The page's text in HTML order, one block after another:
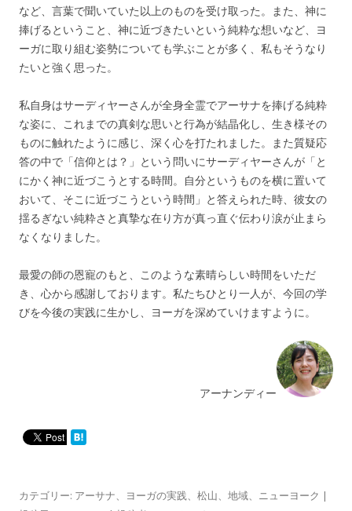
など、言葉で聞いていた以上のものを受け取った。また、神に
捧げるということ、神に近づきたいという純粋な想いなど、ヨ
ーガに取り組む姿勢についても学ぶことが多く、私もそうなり
たいと強く思った。
私自身はサーディヤーさんが全身全霊でアーサナを捧げる純粋
な姿に、これまでの真剣な思いと行為が結晶化し、生き様その
ものに触れたように感じ、深く心を打たれました。また質疑応
答の中で「信仰とは？」という問いにサーディヤーさんが「と
にかく神に近づこうとする時間。自分というものを横に置いて
おいて、そこに近づこうという時間」と答えられた時、彼女の
揺るぎない純粋さと真摯な在り方が真っ直ぐ伝わり涙が止まら
なくなりました。
最愛の師の恩寵のもと、このような素晴らしい時間をいただ
き、心から感謝しております。私たちひとり一人が、今回の学
びを今後の実践に生かし、ヨーガを深めていけますように。
アーナンディー
カテゴリー: アーサナ、 ヨーガの実践、 松山、 地域、 ニューヨーク |